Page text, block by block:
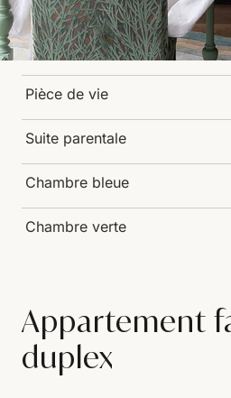
Pièce de vie
Suite parentale
Chambre bleue
Chambre verte
Appartement
duplex